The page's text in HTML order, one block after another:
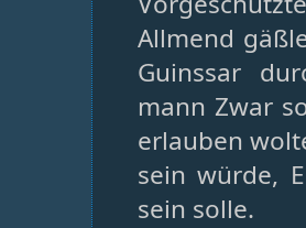
Allmend
Guinssar
mann Zwar
erlauben
sein würde,
sein solle.